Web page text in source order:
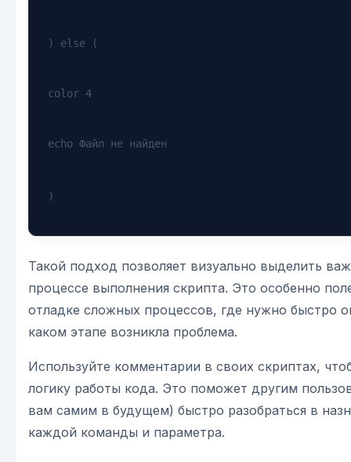
) else (
color 4
echo Файл не найден
)
Такой подход позволяет визуально выделить
процессе выполнения скрипта. Это особенно
отладке сложных процессов, где нужно быстро
каком этапе возникла проблема.
Используйте комментарии в своих скриптах,
логику работы кода. Это поможет другим
вам самим в будущем) быстро разобраться в
каждой команды и параметра.